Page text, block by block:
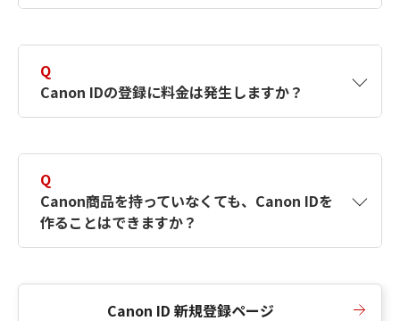
択したサービスから取得します。アカウントを
簡単に作成できるように、この情報を使用して
Canon IDの登録フォームを入力します。
Q
Canon IDの登録に料金は発生しますか？
Q
Canon商品を持っていなくても、Canon IDを
作ることはできますか？
Canon ID 新規登録ページ